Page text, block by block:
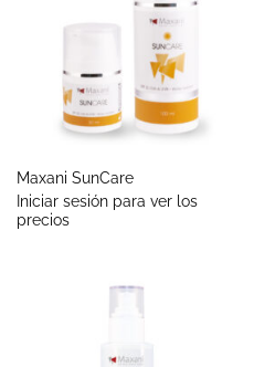
Maxani SunCare
Iniciar sesión para ver los
precios